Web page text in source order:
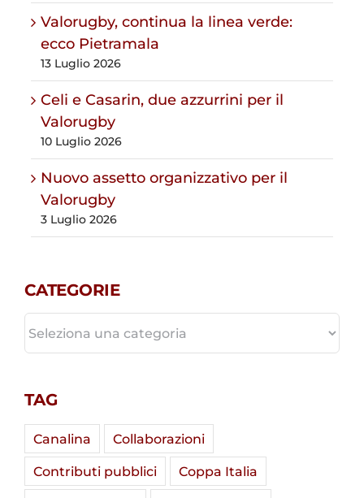
Valorugby, continua la linea verde:
ecco Pietramala
13 Luglio 2026
Celi e Casarin, due azzurrini per il
Valorugby
10 Luglio 2026
Nuovo assetto organizzativo per il
Valorugby
3 Luglio 2026
CATEGORIE
TAG
Canalina
Collaborazioni
Contributi pubblici
Coppa Italia